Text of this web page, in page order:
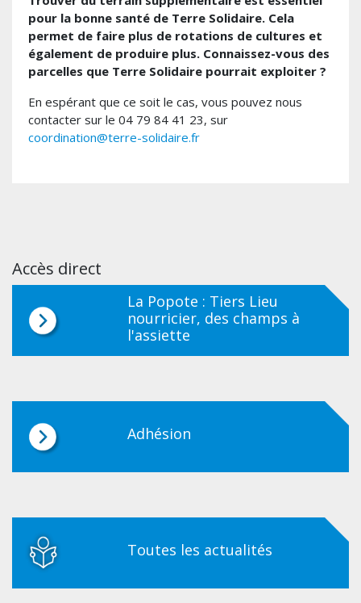
pour la bonne santé de Terre Solidaire. Cela
permet de faire plus de rotations de cultures et
également de produire plus. Connaissez-vous des
parcelles que Terre Solidaire pourrait exploiter ?
En espérant que ce soit le cas, vous pouvez nous
contacter sur le 04 79 84 41 23, sur
coordination@terre-solidaire.fr
Accès direct
La Popote : Tiers Lieu
nourricier, des champs à
l'assiette
Adhésion
Toutes les actualités